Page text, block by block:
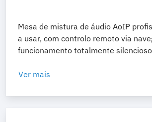
Mesa de mistura de áudio AoIP
a usar, com controlo remoto via
funcionamento totalmente
Ver mais